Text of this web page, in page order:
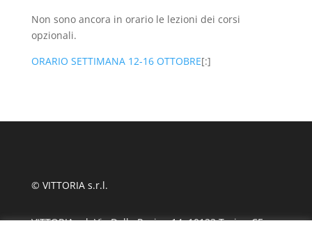
Non sono ancora in orario le lezioni dei corsi
opzionali.
ORARIO SETTIMANA 12-16 OTTOBRE[:]
© VITTORIA s.r.l.
VITTORIA srl, Via Delle Rosine 14, 10123 Torino CF